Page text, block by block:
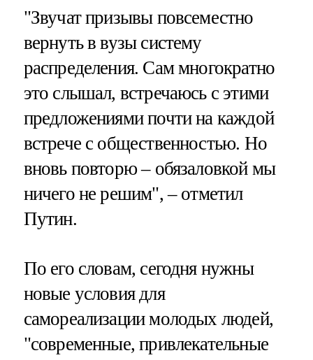
"Звучат призывы повсеместно
вернуть в вузы систему
распределения. Сам многократно
это слышал, встречаюсь с этими
предложениями почти на каждой
встрече с общественностью. Но
вновь повторю – обязаловкой мы
ничего не решим", – отметил
Путин.
По его словам, сегодня нужны
новые условия для
самореализации молодых людей,
"современные, привлекательные